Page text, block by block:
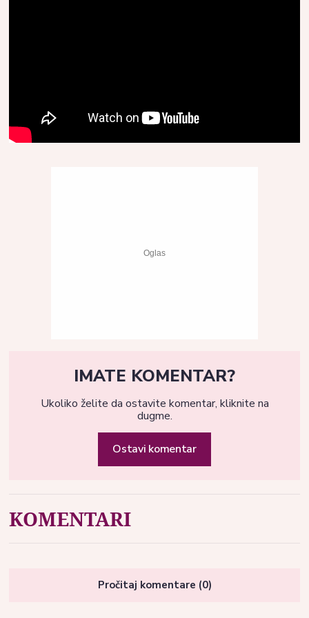
IMATE KOMENTAR?
Ukoliko želite da ostavite komentar, kliknite na
dugme.
Ostavi komentar
KOMENTARI
Pročitaj komentare (0)